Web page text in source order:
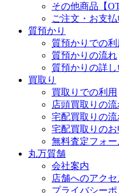
その他商品【
ご注文・お支
質預かり
質預かりでの利
質預かりの流れ
質預かりの詳
買取り
買取りでの利用
店頭買取りの
宅配買取りの流
宅配買取りのお
無料査定フォー
丸万質舗
会社案内
店舗へのアクセ
プライバシー